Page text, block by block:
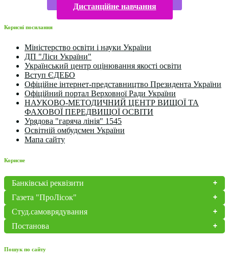
Дистанційне навчання
Корисні посилання
Міністерство освіти і науки України
ДП "Ліси України"
Український центр оцінювання якості освіти
Вступ ЄДЕБО
Офіційне інтернет-представництво Президента України
Офіційний портал Верховної Ради України
НАУКОВО-МЕТОДИЧНИЙ ЦЕНТР ВИЩОЇ ТА
ФАХОВОЇ ПЕРЕДВИЩОЇ ОСВІТИ
Урядова "гаряча лінія" 1545
Освітній омбудсмен України
Мапа сайту
Корисне
Банківські реквізити
Газета "ПроЛісок"
Студ.самоврядування
Постанова
Пошук по сайту